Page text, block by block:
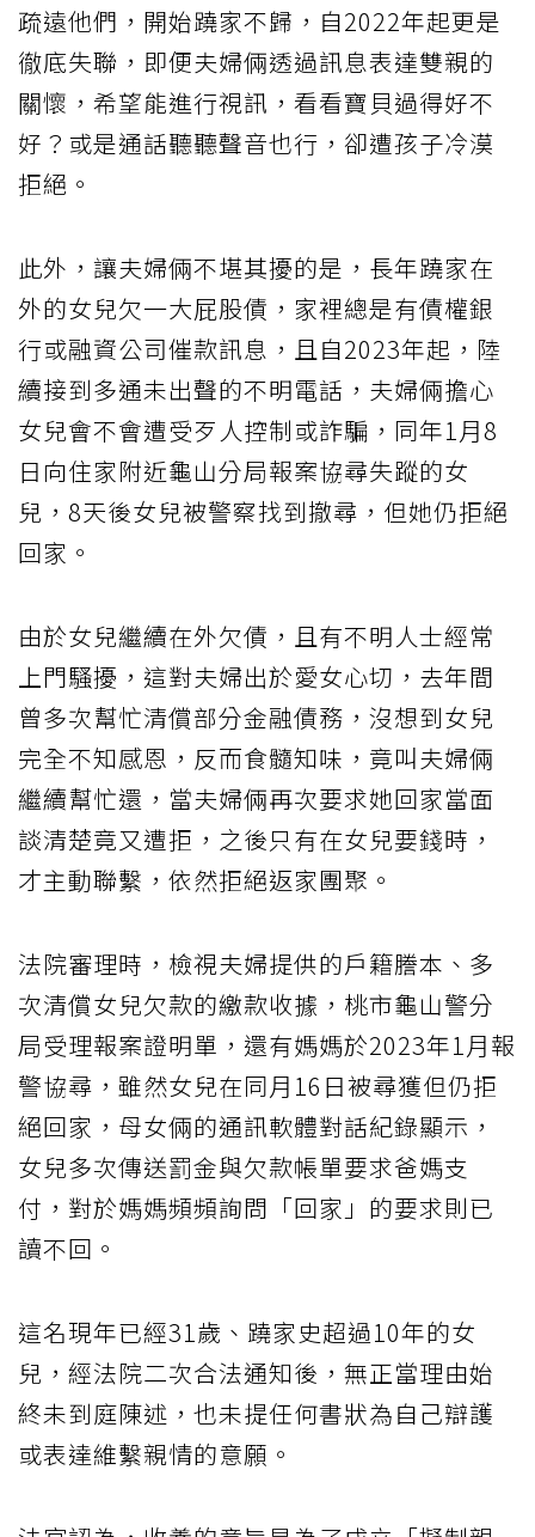
疏遠他們，開始蹺家不歸，自2022年起更是
徹底失聯，即便夫婦倆透過訊息表達雙親的
關懷，希望能進行視訊，看看寶貝過得好不
好？或是通話聽聽聲音也行，卻遭孩子冷漠
拒絕。
此外，讓夫婦倆不堪其擾的是，長年蹺家在
外的女兒欠一大屁股債，家裡總是有債權銀
行或融資公司催款訊息，且自2023年起，陸
續接到多通未出聲的不明電話，夫婦倆擔心
女兒會不會遭受歹人控制或詐騙，同年1月8
日向住家附近龜山分局報案協尋失蹤的女
兒，8天後女兒被警察找到撤尋，但她仍拒絕
回家。
由於女兒繼續在外欠債，且有不明人士經常
上門騷擾，這對夫婦出於愛女心切，去年間
曾多次幫忙清償部分金融債務，沒想到女兒
完全不知感恩，反而食髓知味，竟叫夫婦倆
繼續幫忙還，當夫婦倆再次要求她回家當面
談清楚竟又遭拒，之後只有在女兒要錢時，
才主動聯繫，依然拒絕返家團聚。
法院審理時，檢視夫婦提供的戶籍謄本、多
次清償女兒欠款的繳款收據，桃市龜山警分
局受理報案證明單，還有媽媽於2023年1月報
警協尋，雖然女兒在同月16日被尋獲但仍拒
絕回家，母女倆的通訊軟體對話紀錄顯示，
女兒多次傳送罰金與欠款帳單要求爸媽支
付，對於媽媽頻頻詢問「回家」的要求則已
讀不回。
這名現年已經31歲、蹺家史超過10年的女
兒，經法院二次合法通知後，無正當理由始
終未到庭陳述，也未提任何書狀為自己辯護
或表達維繫親情的意願。